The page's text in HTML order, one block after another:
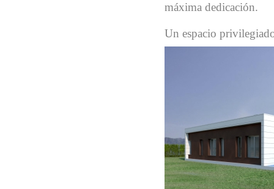
máxima dedicación.
Un espacio